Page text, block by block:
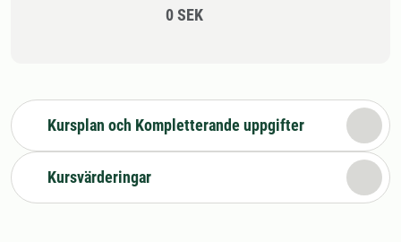
0 SEK
Kursplan och Kompletterande uppgifter
Kursvärderingar